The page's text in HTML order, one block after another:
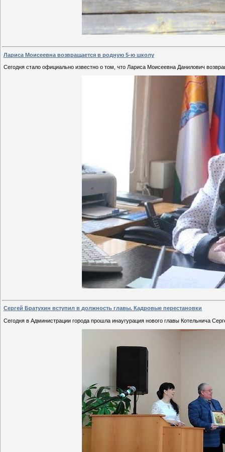
Лариса Моисеевна возвращается в родную 5-ю школу
Сегодня стало официально известно о том, что Лариса Моисеевна Данилович
Сергей Братухин вступил в должность главы. Кадровые перестановки
Сегодня в Администрации города прошла инаугурация нового главы Котельнича